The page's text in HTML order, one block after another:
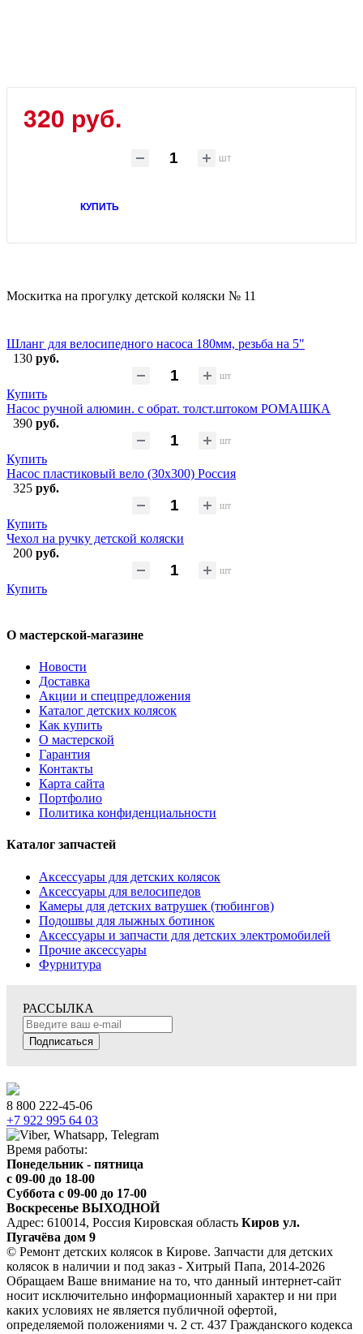
320 руб.
шт
КУПИТЬ
Москитка на прогулку детской коляски № 11
Шланг для велосипедного насоса 180мм, резьба на 5"
130 руб.
шт
Купить
Насос ручной алюмин. с обрат. толст.штоком РОМАШКА
390 руб.
шт
Купить
Насос пластиковый вело (30х300) Россия
325 руб.
шт
Купить
Чехол на ручку детской коляски
200 руб.
шт
Купить
О мастерской-магазине
Новости
Доставка
Акции и спецпредложения
Каталог детских колясок
Как купить
О мастерской
Гарантия
Контакты
Карта сайта
Портфолио
Политика конфиденциальности
Каталог запчастей
Аксессуары для детских колясок
Аксессуары для велосипедов
Камеры для детских ватрушек (тюбингов)
Подошвы для лыжных ботинок
Аксессуары и запчасти для детских электромобилей
Прочие аксессуары
Фурнитура
РАССЫЛКА
Подписаться
8 800 222-45-06
+7 922 995 64 03
Время работы:
Понедельник - пятница
c 09-00 до 18-00
Суббота с 09-00 до 17-00
Воскресенье ВЫХОДНОЙ
Адрес: 610014, Россия Кировская область Киров ул.
Пугачёва дом 9
© Ремонт детских колясок в Кирове. Запчасти для детских
колясок в наличии и под заказ - Хитрый Папа, 2014-2026
Обращаем Ваше внимание на то, что данный интернет-сайт
носит исключительно информационный характер и ни при
каких условиях не является публичной офертой,
определяемой положениями ч. 2 ст. 437 Гражданского кодекса